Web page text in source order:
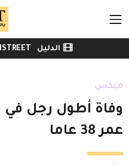
الدليل
ميكس
وفاة أطول رجل في
عمر 38 عاما